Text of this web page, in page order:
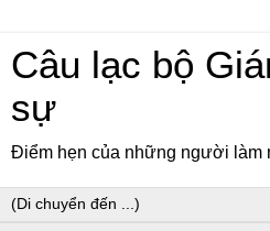
Câu lạc bộ
sự
Điểm hẹn của những người làm